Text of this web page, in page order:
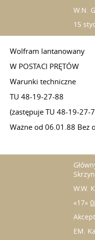
W.N.
15
Wolfram lantanowany
W POSTACI PRĘTÓW
Warunki techniczne
TU 48-19-27-88
(zastępuje TU 48-19-27-
Ważne od 06.01.88 Bez
W.W.
«17»
EM.